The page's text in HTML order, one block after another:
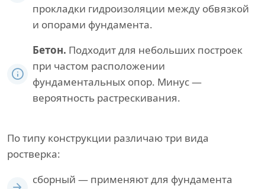
прокладки гидроизоляции между обвязкой
и опорами фундамента.
Бетон. Подходит для небольших построек
при частом расположении
фундаментальных опор. Минус —
вероятность растрескивания.
По типу конструкции различаю три вида
ростверка:
сборный — применяют для фундамента